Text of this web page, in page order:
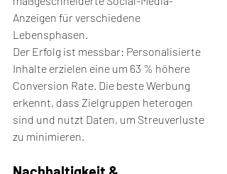
Anzeigen für verschiedene
Lebensphasen.
Der Erfolg ist messbar: Personalisierte
Inhalte erzielen eine um 63 % höhere
Conversion Rate. Die beste Werbung
erkennt, dass Zielgruppen heterogen
sind und nutzt Daten, um Streuverluste
zu minimieren.